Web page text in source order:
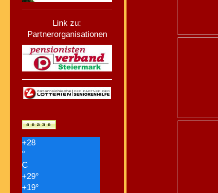
Link zu:
Partnerorganisationen
+28
°
C
+29°
+19°